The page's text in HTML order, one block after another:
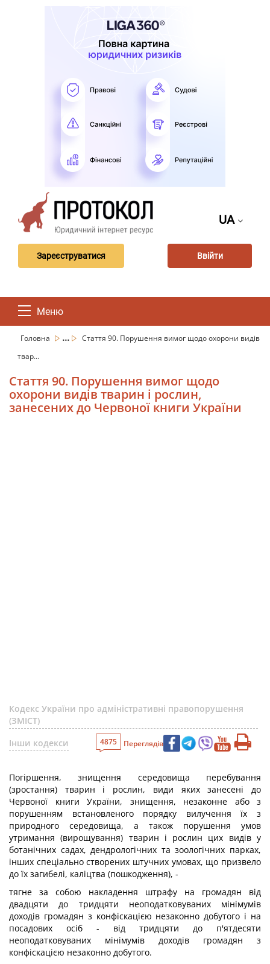
UA
Зареєструватися Ввійти
Меню
Головна ...
Стаття 90. Порушення вимог щодо охорони видів
твар...
Стаття 90. Порушення вимог щодо
охорони видів тварин і рослин,
занесених до Червоної книги України
Кодекс України про адміністративні правопорушення
(ЗМІСТ)
Інши кодекси
4875 Переглядів
Погіршення, знищення середовища перебування
(зростання) тварин і рослин, види яких занесені до
Червоної книги України, знищення, незаконне або з
порушенням встановленого порядку вилучення їх з
природного середовища, а також порушення умов
утримання (вирощування) тварин і рослин цих видів у
ботанічних садах, дендрологічних та зоологічних парках,
інших спеціально створених штучних умовах, що призвело
до їх загибелі, каліцтва (пошкодження), -
тягне за собою накладення штрафу на громадян від
двадцяти до тридцяти неоподатковуваних мінімумів
доходів громадян з конфіскацією незаконно добутого і на
посадових осіб - від тридцяти до п'ятдесяти
неоподатковуваних мінімумів доходів громадян з
конфіскацією незаконно добутого.